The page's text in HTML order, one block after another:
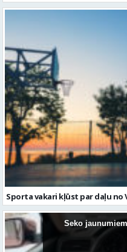
Sporta vakari kļūst par daļu no
Seko